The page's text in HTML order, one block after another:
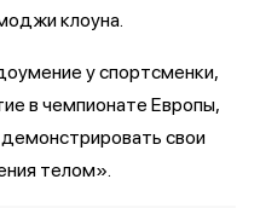
клоуна.
у спортсменки,
в чемпионате Европы,
свои
телом».